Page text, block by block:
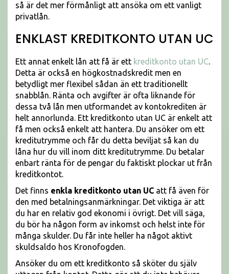
så är det mer förmånligt att ansöka om ett vanligt
privatlån.
ENKLAST KREDITKONTO UTAN UC
Ett annat enkelt lån att få är ett kreditkonto utan UC.
Detta är också en högkostnadskredit men en
betydligt mer flexibel sådan än ett traditionellt
snabblån. Ränta och avgifter är ofta liknande för
dessa två lån men utformandet av kontokrediten är
helt annorlunda. Ett kreditkonto utan UC är enkelt att
få men också enkelt att hantera. Du ansöker om ett
kreditutrymme och får du detta beviljat så kan du
låna hur du vill inom ditt kreditutrymme. Du betalar
enbart ränta för de pengar du faktiskt plockar ut från
kreditkontot.
Det finns enkla kreditkonto utan UC att få även för
den med betalningsanmärkningar. Det viktiga är att
du har en relativ god ekonomi i övrigt. Det vill säga,
du bör ha någon form av inkomst och helst inte för
många skulder. Du får inte heller ha något aktivt
skuldsaldo hos Kronofogden.
Ansöker du om ett kreditkonto så sköter du själv